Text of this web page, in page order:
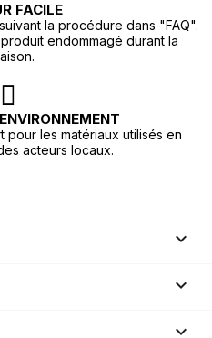
FACILE
la procédure dans "FAQ".
endommagé durant la
pour les matériaux utilisés en
acteurs locaux.


keyboard_arrow_down